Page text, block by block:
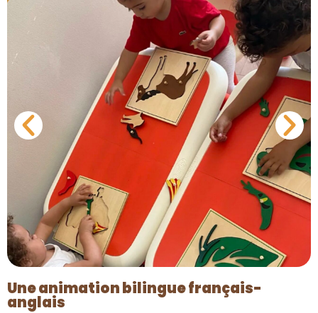
Une animation bilingue français-
anglais